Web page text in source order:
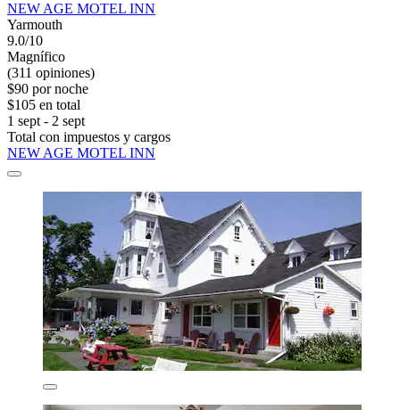
NEW AGE MOTEL INN
Yarmouth
9.0/10
Magnífico
(311 opiniones)
$90 por noche
$105 en total
1 sept - 2 sept
Total con impuestos y cargos
NEW AGE MOTEL INN